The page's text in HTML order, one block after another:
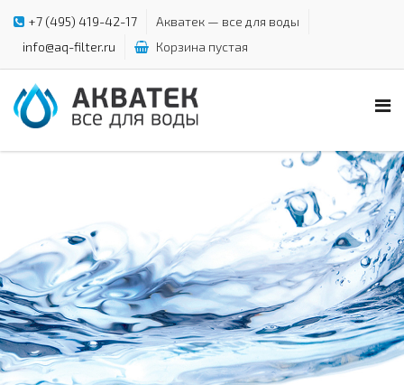
+7 (495) 419-42-17
Акватек — все для воды
info@aq-filter.ru
Корзина пустая